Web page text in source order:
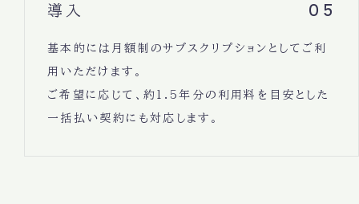
導入 05
基本的には月額制のサブスクリプションとしてご利
用いただけます。
ご希望に応じて、約1.5年分の利用料を目安とした
一括払い契約にも対応します。